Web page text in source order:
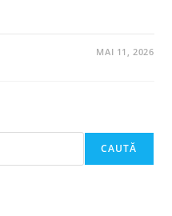
MAI 11, 2026
CAUTĂ